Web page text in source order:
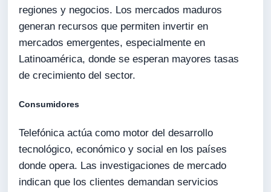
regiones y negocios. Los mercados maduros
generan recursos que permiten invertir en
mercados emergentes, especialmente en
Latinoamérica, donde se esperan mayores tasas
de crecimiento del sector.
Consumidores
Telefónica actúa como motor del desarrollo
tecnológico, económico y social en los países
donde opera. Las investigaciones de mercado
indican que los clientes demandan servicios